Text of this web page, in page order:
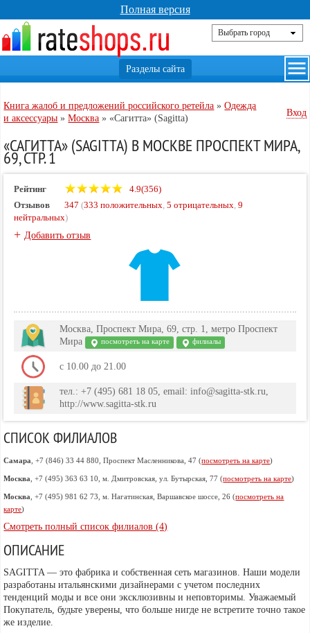
Полная версия
Книга жалоб и предложений российского ретейла »Одежда
и аксессуары »Москва »«Сагитта» (Sagitta)
Вход
«САГИТТА» (SAGITTA) В МОСКВЕ ПРОСПЕКТ МИРА,
69, СТР. 1
Рейтинг
4.9(356)
Отзывов
347 (333 положительных,5 отрицательных,9
нейтральных)
+Добавить отзыв
Москва, Проспект Мира, 69, стр. 1, метро Проспект
Мира
посмотреть на карте филиалы
c 10.00 до 21.00
тел.: +7 (495) 681 18 05, email: info@sagitta-stk.ru,
http://www.sagitta-stk.ru
СПИСОК ФИЛИАЛОВ
Самара , +7 (846) 33 44 880, Проспект Масленникова, 47 (посмотреть на карте)
Москва , +7 (495) 363 63 10, м. Дмитровская, ул. Бутырская, 77 (посмотреть на карте)
Москва , +7 (495) 981 62 73, м. Нагатинская, Варшавское шоссе, 26 (посмотреть на
карте)
Смотреть полный список филиалов (4)
ОПИСАНИЕ
SAGITTA — это фабрика и собственная сеть магазинов. Наши модели
разработаны итальянскими дизайнерами с учетом последних
тенденций моды и все они эксклюзивны и неповторимы. Уважаемый
Покупатель, будьте уверены, что больше нигде не встретите точно такое
же изделие.